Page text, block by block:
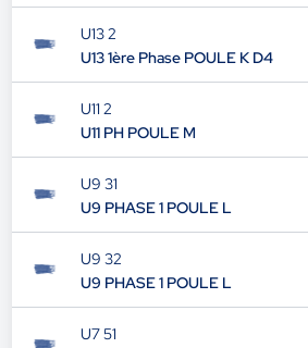
U15 1
U15 D4 POULE J
U13 2
U13 1ère Phase POULE K D4
U11 2
U11 PH POULE M
U9 31
U9 PHASE 1 POULE L
U9 32
U9 PHASE 1 POULE L